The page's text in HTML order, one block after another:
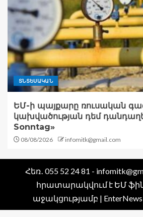
ՏՆՏԵՍԱԿԱՆ
ԵՄ-ի պայքարը ռուսական
կախվածության դեմ
Sonntag»
08/08/2026 infomitk@gmail.com
Հեռ․ 055 52 24 81 -
հրատարակվում է ԵՄ
աջակցությամբ | EnterNews